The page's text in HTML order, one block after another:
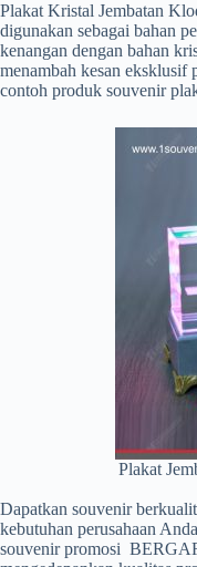
Plakat Kristal Jembatan
digunakan sebagai bahan
kenangan dengan bahan
menambah kesan eksklusif
contoh produk souvenir
Plakat
Dapatkan souvenir
kebutuhan perusahaan
souvenir promosi